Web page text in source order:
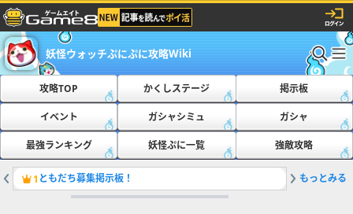
妖怪ウォッチぷにぷに攻略Wiki
攻略TOP かくしステージ 掲示板
イベント ガシャシミュ ガシャ
最強ランキング 妖怪ぷに一覧 強敵攻略
1 ともだち募集掲示板！ 2最新の
もっとみる